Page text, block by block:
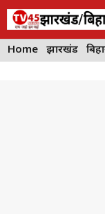
Skip
content
Home झारखंड